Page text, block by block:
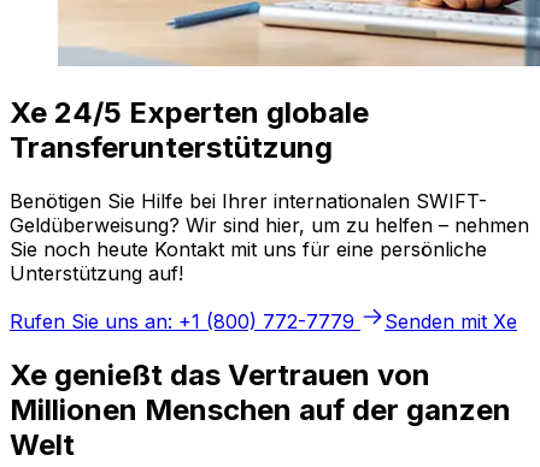
Xe 24/5 Experten globale
Transferunterstützung
Benötigen Sie Hilfe bei Ihrer internationalen SWIFT-
Geldüberweisung? Wir sind hier, um zu helfen – nehmen
Sie noch heute Kontakt mit uns für eine persönliche
Unterstützung auf!
Rufen Sie uns an: +1 (800) 772-7779
Senden mit Xe
Xe genießt das Vertrauen von
Millionen Menschen auf der ganzen
Welt